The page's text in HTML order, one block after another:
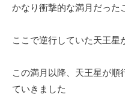
かなり衝撃的な満月だった
ここで逆行していた天王星
この満月以降、天王星が順
ていきました